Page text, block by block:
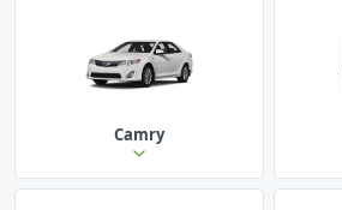
Camry